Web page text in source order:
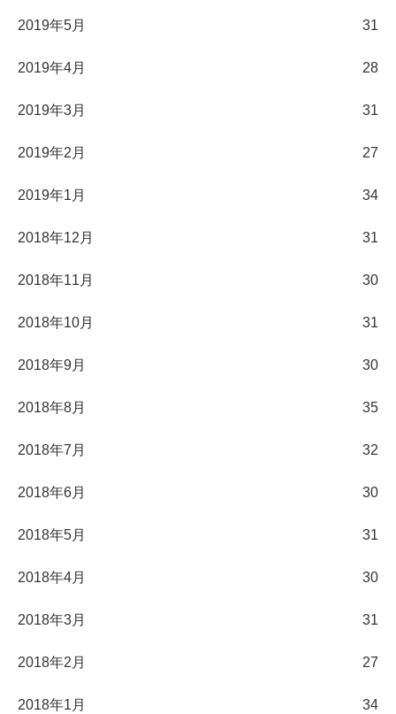
2019年5月 31
2019年4月 28
2019年3月 31
2019年2月 27
2019年1月 34
2018年12月 31
2018年11月 30
2018年10月 31
2018年9月 30
2018年8月 35
2018年7月 32
2018年6月 30
2018年5月 31
2018年4月 30
2018年3月 31
2018年2月 27
2018年1月 34